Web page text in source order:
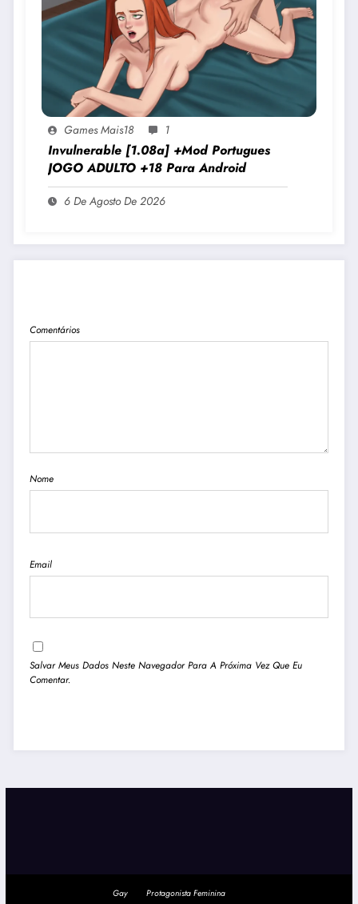
Games Mais18 1
Invulnerable [1.08a] +Mod Portugues
JOGO ADULTO +18 Para Android
6 De Agosto De 2026
Comentários
Nome
Email
Salvar Meus Dados Neste Navegador Para A Próxima Vez Que Eu
Comentar.
Gay Protagonista Feminina